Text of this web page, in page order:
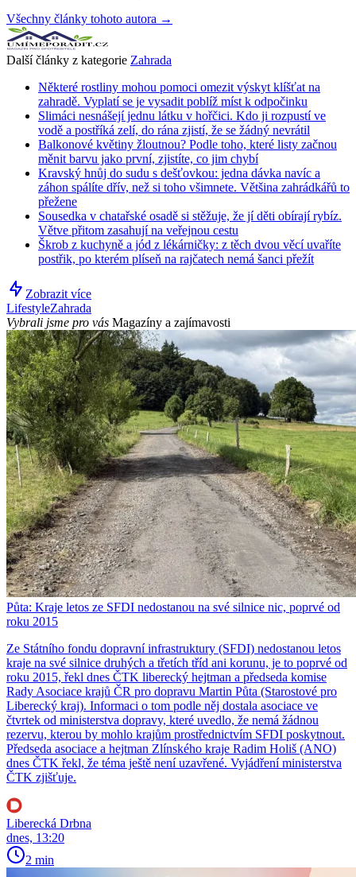
Všechny články tohoto autora →
Další články z kategorie Zahrada
Některé rostliny mohou pomoci omezit výskyt klíšťat na
zahradě. Vyplatí se je vysadit poblíž míst k odpočinku
Slimáci nesnášejí jednu látku v hořčici. Kdo ji rozpustí ve
vodě a postříká zelí, do rána zjistí, že se žádný nevrátil
Balkonové květiny žloutnou? Podle toho, které listy začnou
měnit barvu jako první, zjistíte, co jim chybí
Kravský hnůj do sudu s dešťovkou: jedna dávka navíc a
záhon spálíte dřív, než si toho všimnete. Většina zahrádkářů to
přežene
Sousedka v chatařské osadě si stěžuje, že jí děti obírají rybíz.
Větve přitom zasahují na veřejnou cestu
Škrob z kuchyně a jód z lékárničky: z těch dvou věcí uvaříte
postřik, po kterém plíseň na rajčatech nemá šanci přežít
Zobrazit více
LifestyleZahrada
Vybrali jsme pro vás Magazíny a zajímavosti
Půta: Kraje letos ze SFDI nedostanou na své silnice nic, poprvé od
roku 2015
Ze Státního fondu dopravní infrastruktury (SFDI) nedostanou letos
kraje na své silnice druhých a třetích tříd ani korunu, je to poprvé od
roku 2015, řekl dnes ČTK liberecký hejtman a předseda komise
Rady Asociace krajů ČR pro dopravu Martin Půta (Starostové pro
Liberecký kraj). Informaci o tom podle něj dostala asociace ve
čtvrtek od ministerstva dopravy, které uvedlo, že nemá žádnou
rezervu, kterou by mohlo krajům prostřednictvím SFDI poskytnout.
Předseda asociace a hejtman Zlínského kraje Radim Holiš (ANO)
dnes ČTK řekl, že téma ještě není uzavřené. Vyjádření ministerstva
ČTK zjišťuje.
Liberecká Drbna
dnes, 13:20
2 min